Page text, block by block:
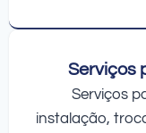
Serviços
Serviços
instalação,